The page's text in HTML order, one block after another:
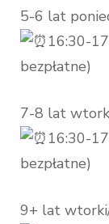
5-6 lat
16:30-
bezpłatne)
7-8 lat
16:30-
bezpłatne)
9+ lat